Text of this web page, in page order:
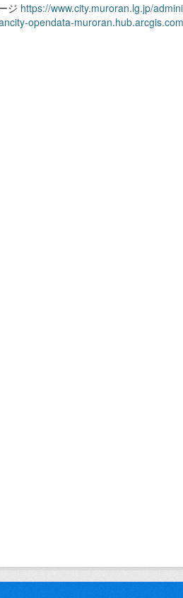
ジ https://www.city.muroran.lg.jp/
opendata-